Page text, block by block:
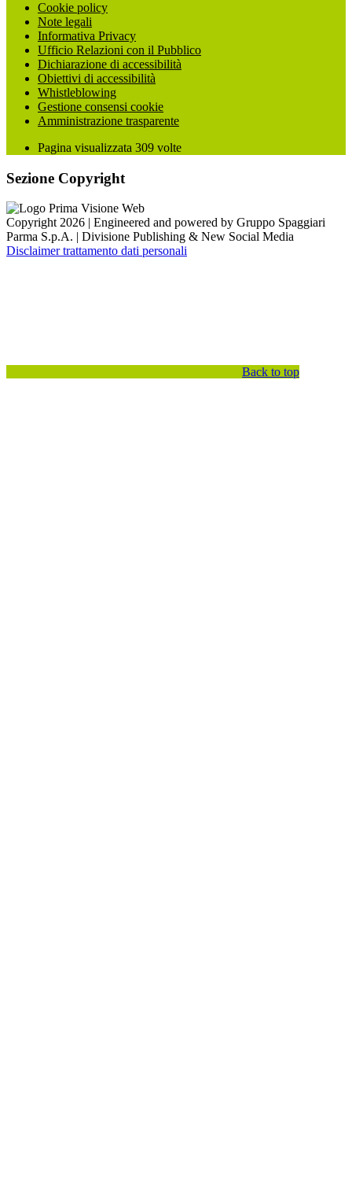
Cookie policy
Note legali
Informativa Privacy
Ufficio Relazioni con il Pubblico
Dichiarazione di accessibilità
Obiettivi di accessibilità
Whistleblowing
Gestione consensi cookie
Amministrazione trasparente
Pagina visualizzata 309 volte
Sezione Copyright
Copyright 2026 | Engineered and powered by Gruppo Spaggiari
Parma S.p.A. | Divisione Publishing & New Social Media
Disclaimer trattamento dati personali
Back to top